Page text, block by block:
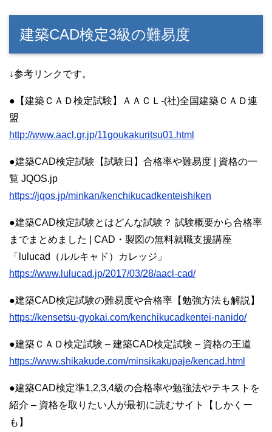
建築CAD検定3級の難易度
↓参考リンクです。
●【建築ＣＡＤ検定試験】ＡＡＣＬ-(社)全国建築ＣＡＤ連
盟
http://www.aacl.gr.jp/11goukakuritsu01.html
●建築CAD検定試験【試験日】合格率や難易度 | 資格の一
覧 JQOS.jp
https://jqos.jp/minkan/kenchikucadkenteishiken
●建築CAD検定試験とはどんな試験？ 試験概要から合格率
までまとめました | CAD・製図の無料就職支援講座
「lulucad（ルルキャド）カレッジ」
https://www.lulucad.jp/2017/03/28/aacl-cad/
●建築CAD検定試験の難易度や合格率【勉強方法も解説】
https://kensetsu-gyokai.com/kenchikucadkentei-nanido/
●建築ＣＡＤ検定試験 – 建築CAD検定試験 – 資格の王道
https://www.shikakude.com/minsikakupaje/kencad.html
●建築CAD検定準1,2,3,4級の合格率や勉強法やテキストを
紹介 – 資格を取りたい人が最初に読むサイト【しかくー
も】